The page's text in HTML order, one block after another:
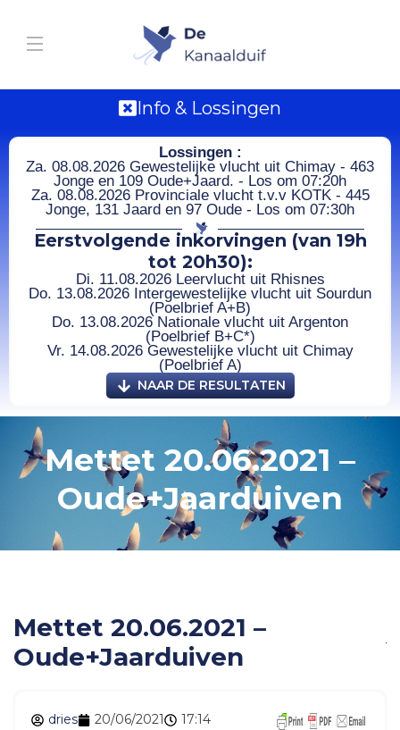
Info & Lossingen
Lossingen :
Za. 08.08.2026 Gewestelijke vlucht uit Chimay - 463
Jonge en 109 Oude+Jaard. - Los om 07:20h
Za. 08.08.2026 Provinciale vlucht t.v.v KOTK - 445
Jonge, 131 Jaard en 97 Oude - Los om 07:30h
Eerstvolgende inkorvingen (van 19h
tot 20h30):
Di. 11.08.2026 Leervlucht uit Rhisnes
Do. 13.08.2026 Intergewestelijke vlucht uit Sourdun
(Poelbrief A+B)
Do. 13.08.2026 Nationale vlucht uit Argenton
(Poelbrief B+C*)
Vr. 14.08.2026 Gewestelijke vlucht uit Chimay
(Poelbrief A)
NAAR DE RESULTATEN
Mettet 20.06.2021 –
Oude+Jaarduiven
Mettet 20.06.2021 –
Oude+Jaarduiven
dries 20/06/2021 17:14